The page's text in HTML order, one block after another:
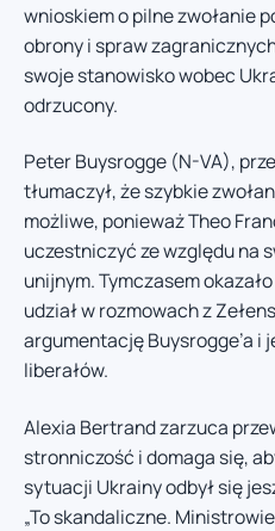
wnioskiem o pilne zwołanie
obrony i spraw
swoje stanowisko wobec
odrzucony.
Peter Buysrogge (N-VA),
tłumaczył, że szybkie
możliwe, ponieważ Theo
uczestniczyć ze względu na
unijnym. Tymczasem
udział w rozmowach z
argumentację Buysrogge’a i
liberałów.
Alexia Bertrand zarzuca
stronniczość i domaga się,
sytuacji Ukrainy odbył się
„To skandaliczne.